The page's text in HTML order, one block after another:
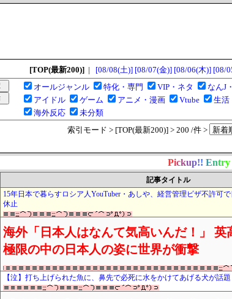
[TOP(最新200)] | [08/08(土)] [08/07(金)] [08/06(木)] [08/
オールジャンル
特化・専門 VIP・ネタ なんJ
アイドル
ゲーム アニメ・漫画 Vtube 生活
海外反応
未分類
索引モード > [TOP(最新200)] > 200 /件 >
Pickup!! Entry
記事タイトル
15年日本で暮らすロシア人YouTuber・あしや、経営管理ビザ不許可
休止
海外「日本人はなんて気高いんだ！」 英
極限の中の日本人の姿に世界が衝撃
【泣】打ち上げられた魚に、鼻先で必死に水をかけてあげる犬が話題